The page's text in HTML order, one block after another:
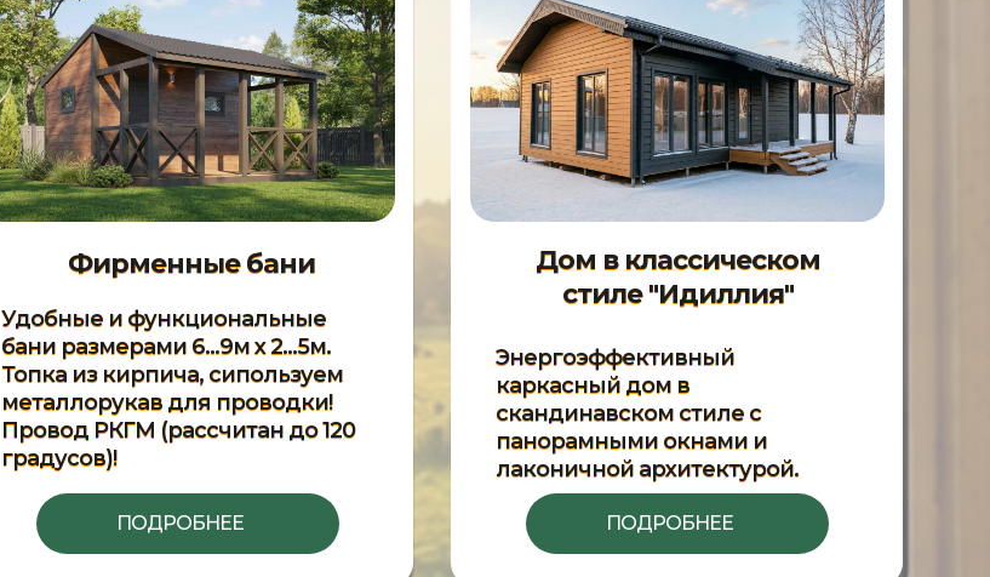
Дом в классическом
стиле "Идиллия"
Энергоэффективный
каркасный дом в
скандинавском стиле с
панорамными окнами и
лаконичной архитектурой.
ПОДРОБНЕЕ
Фирменные бани
Удобные и функциональные
бани размерами 6...9м х 2...5м.
Топка из кирпича, сипользуем
металлорукав для проводки!
Провод РКГМ (рассчитан до 120
градусов)!
ПОДРОБНЕЕ